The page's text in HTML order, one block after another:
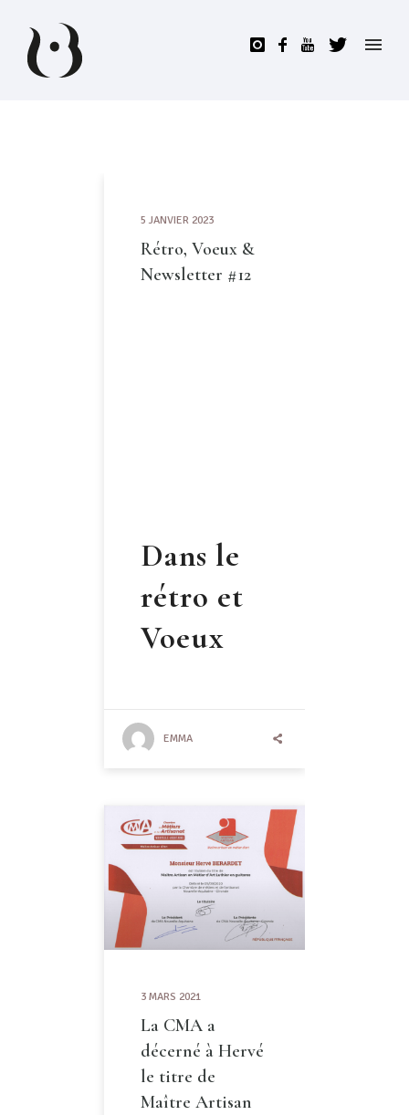
5 JANVIER 2023
Rétro, Voeux &
Newsletter #12
Dans le
rétro et
Voeux
EMMA
3 MARS 2021
La CMA a
décerné à Hervé
le titre de
Maître Artisan